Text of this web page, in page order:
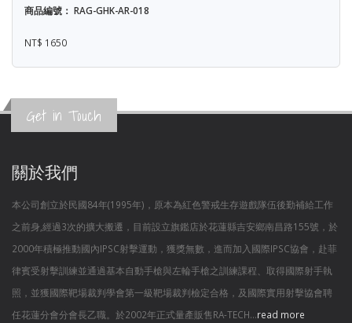
商品編號： RAG-GHK-AR-018
NT$ 1650
Get in Touch
關於我們
本公司創立於民國84年(1995年)，原本為紅色警戒生存遊戲隊伍後勤補給工作
之前身,經過3次的擴大搬遷，目前設立旗鑑店於花蓮縣吉安鄉南昌路155號，於
2000年積極推動國內IPSC射擊運動，獲獎無數，進而加入國際IPSC協會，赴菲
律賓受射擊訓練並通過基本自動手槍與左輪手槍之訓練課程、取得國際射手執
照，並獲國際靶場裁判學會第一級靶場裁判檢定合格，及國際實用射擊協會聘
任花蓮分會分會長乙職。於2002年正式量產販售RA-TECH...read more